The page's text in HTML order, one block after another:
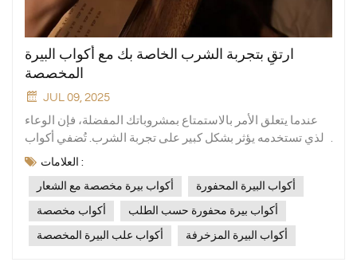
ارتقِ بتجربة الشرب الخاصة بك مع أكواب البيرة
المخصصة
JUL 09, 2025
عندما يتعلق الأمر بالاستمتاع بمشروباتك المفضلة، فإن الوعاء
الذي تستخدمه يؤثر بشكل كبير على تجربة الشرب. تُضفي أكواب
البيرة المُصممة خصيصًا لمسةً من التخصيص والأناقة على
جلسات الشرب الخاصة بك. سواءً كنت تُفضل أكواب البيرة
المحفورة، أو أكواب البيرة المُصممة خصيصًا، أو أكواب البيرة
المُزينة بالأحرف الأولى، فهناك... كوب بيرة مخصص هناك ما
يناسب كل الأذواق. جاذبية أكواب البيرة المخصصة: أكواب بيرة
مخصصة الكؤوس ذات الشعارات ليست مجرد أوعية للشرب، بل
العلامات :
أكواب بيرة مخصصة مع الشعار أكواب البيرة المحفورة
أكواب مخصصة أكواب بيرة محفورة حسب الطلب
أكواب علب البيرة المخصصة أكواب البيرة المزخرفة